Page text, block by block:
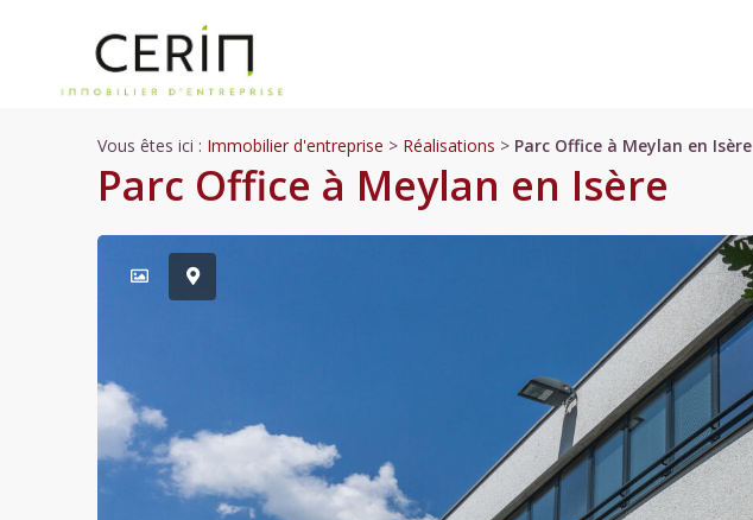
Vous êtes ici : Immobilier d'entreprise > Réalisations > Parc Office à Meylan en Isère
Parc Office à Meylan en Isère